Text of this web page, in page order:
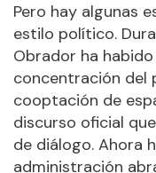
Pero hay algunas
estilo político.
Obrador ha
concentración del
cooptación de
discurso oficial
de diálogo. Ahora
administración